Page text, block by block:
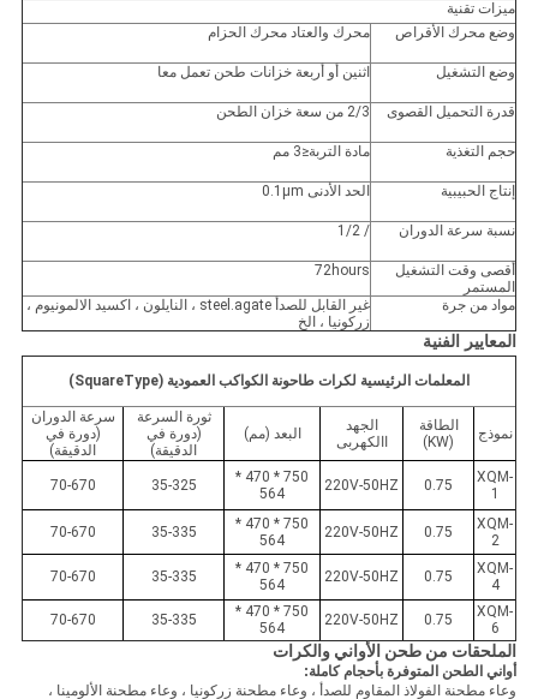
ميزات تقنية
وضع محرك الأقراص
محرك والعتاد محرك الحزام
وضع التشغيل اثنين أو أربعة خزانات طحن تعمل معا
قدرة التحميل القصوى 2/3 من سعة خزان الطحن
حجم التغذية مادة التربة≤3 مم
إنتاج الحبيبية الحد الأدنى 0.1μm
نسبة سرعة الدوران / 1/2
أقصى وقت التشغيل
المستمر
72hours
مواد من جرة
غير القابل للصدأ steel.agate ، النايلون ، اكسيد الالمونيوم ،
زركونيا ، الخ
المعايير الفنية
المعلمات الرئيسية لكرات طاحونة الكواكب العمودية (SquareType)
نموذج
الطاقة
(KW)
الجهد
االكهربى
البعد (مم)
ثورة السرعة
(دورة في
الدقيقة)
سرعة الدوران
(دورة في
الدقيقة)
XQM-
1
0.75
220V-50HZ
750 * 470 *
564
35-325
70-670
XQM-
2
0.75
220V-50HZ
750 * 470 *
564
35-335
70-670
XQM-
4
0.75
220V-50HZ
750 * 470 *
564
35-335
70-670
XQM-
6
0.75
220V-50HZ
750 * 470 *
564
35-335
70-670
الملحقات من طحن الأواني والكرات
أواني الطحن المتوفرة بأحجام كاملة:
وعاء مطحنة الفولاذ المقاوم للصدأ ، وعاء مطحنة زركونيا ، وعاء مطحنة الألومينا ،